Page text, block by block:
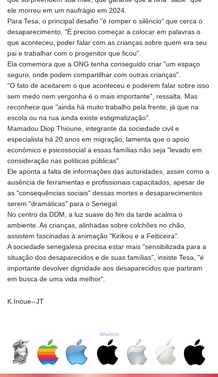
CNH 7.773295
COP
3641.393866
CUC 1.152209
CUP 30.533527
CVE 110.287357
CZK 24.243908
DJF 205.567023
DOP 67.265387
DZD 153.102878
EGP 57.247371
ETB 186.320421
FJD 2.552604
FKP 0.856369
GEL 3.013019
GGP 0.856369
GHS 13.568751
GIP 0.856369
GMD 85.263702
GNF
HTG 150.927975
HUF 365.333043
IDR
20624.533343
ele morreu em um naufrágio em 2024.
Para Tesa, o principal desafio "é romper o silêncio" que cerca o
desaparecimento. "É preciso começar a colocar em palavras o
que aconteceu, poder falar com as crianças sobre quem era seu
pai e trabalhar com o progenitor que ficou".
Ela comemora que a ONG tenha conseguido criar "um espaço
seguro, onde podem compartilhar com outras crianças".
"O fato de aceitarem o que aconteceu e poderem falar sobre isso
sem medo nem vergonha é o mais importante", ressalta. Mas
reconhece que "ainda há muito trabalho pela frente, já que na
escola ou na rua ainda existe estigmatização".
Mamadou Diop Thioune, integrante da sociedade civil e
especialista há 20 anos em migração, lamenta que o apoio
econômico e psicossocial a essas famílias não seja "levado em
consideração nas políticas públicas".
Ele aponta a falta de informações das autoridades, assim como a
ausência de ferramentas e profissionais capacitados, apesar de
as "consequências sociais" dessas mortes e desaparecimentos
serem "dramáticas" para o Senegal.
No centro da DDM, a luz suave do fim da tarde acalma o
ambiente. As crianças, alinhadas sobre colchões no chão,
assistem fascinadas à animação "Kirikou e a Feiticeira".
A sociedade senegalesa precisa estar mais "sensibilizada para a
situação dos desaparecidos e de suas famílias", insiste Tesa, "é
importante devolver dignidade aos desaparecidos que partiram
em busca de uma vida melhor".
K.Inoue--JT
Anúncio